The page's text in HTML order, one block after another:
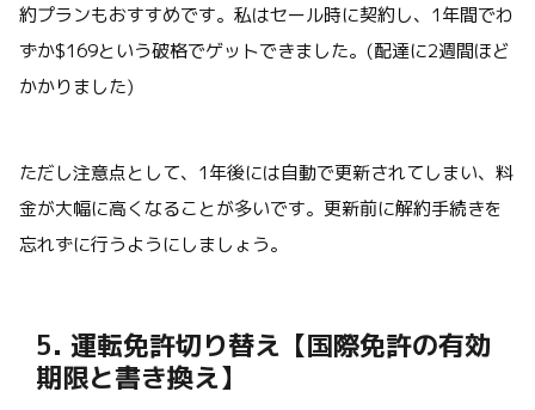
約プランもおすすめです。私はセール時に契約し、1年間でわ
ずか$169という破格でゲットできました。(配達に2週間ほど
かかりました)
ただし注意点として、1年後には自動で更新されてしまい、料
金が大幅に高くなることが多いです。更新前に解約手続きを
忘れずに行うようにしましょう。
5. 運転免許切り替え【国際免許の有効
期限と書き換え】